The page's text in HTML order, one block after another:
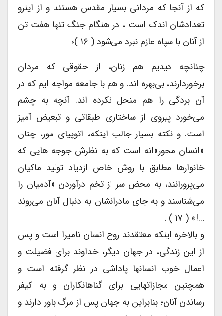
که از آنجا که مردانی بسیار مقدس هستند و از اینرو
تعدادشان اندک است ، در هنگام جنگ تنها هفت تن
از آنان با سپاه عازم نبرد می‌شود ( ۱۶ )؛
چنانچه دیدیم هم زنان، از حقوقی که مردان
برخوردارند، بی‌بهره اند. و هم با جامعه مواجه ایم که در
آن بردگی را هم منحل نکرده اند. آنچه به چشم
می‌خورد پیروی از ساختاری طبقاتی و تبعیض آمیز
است. و نکته بسیار جالب اینکه، اتوپیای مور، چنان
«انسان محور»انه است که به نظرش جوجه هایی که
خانوارها مطابق با روش خاص ازدیاد تولید ماکیان
می‌پرورانند، به محض سر از تخم درآوردن «آدمیان را
می‌شناسند و به جای مادرانشان به دنبال آنان می‌روند
…!» ( ۱۷ ) .
و بالاخره اینکه معتقدند روح انسان نامیرا است و پس
از این زندگی، در جهان دیگر، خداوند برای فضیلت و
اعمال خوب انسانها پاداشی در نظر گرفته است و
همچنین مجازاتهایی برای گناهانکاران و به کیفر
رساندن آنان؛ بنابراین به جهان پس از مرگ باور دارند و